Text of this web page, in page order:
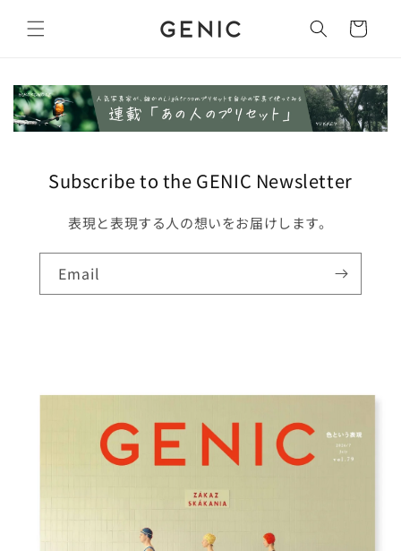
content
Cart
Subscribe to the GENIC Newsletter
表現と表現する人の想いをお届けします。
Email